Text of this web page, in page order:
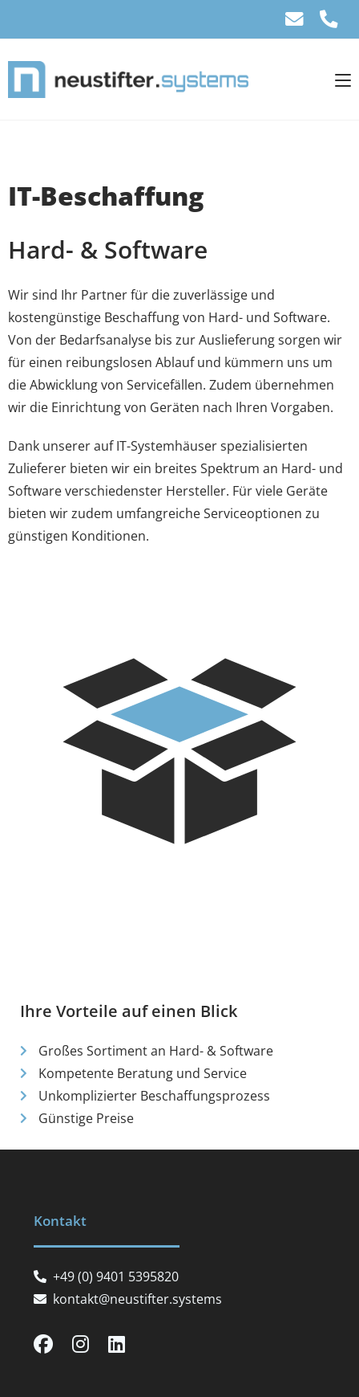
IT-Beschaffung
Hard- & Software
Wir sind Ihr Partner für die zuverlässige und
kostengünstige Beschaffung von Hard- und Software.
Von der Bedarfsanalyse bis zur Auslieferung sorgen wir
für einen reibungslosen Ablauf und kümmern uns um
die Abwicklung von Servicefällen. Zudem übernehmen
wir die Einrichtung von Geräten nach Ihren Vorgaben.
Dank unserer auf IT-Systemhäuser spezialisierten
Zulieferer bieten wir ein breites Spektrum an Hard- und
Software verschiedenster Hersteller. Für viele Geräte
bieten wir zudem umfangreiche Serviceoptionen zu
günstigen Konditionen.
Ihre Vorteile auf einen Blick
Großes Sortiment an Hard- & Software
Kompetente Beratung und Service
Unkomplizierter Beschaffungsprozess
Günstige Preise
Kontakt
+49 (0) 9401 5395820
kontakt@neustifter.systems